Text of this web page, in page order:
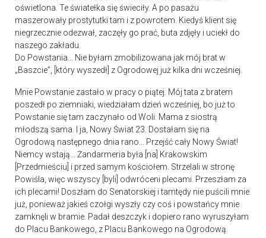
oświetlona. Te światełka się świeciły. A po pasażu
maszerowały prostytutki tam i z powrotem. Kiedyś klient się
niegrzecznie odezwał, zaczęły go prać, buta zdjęły i uciekł do
naszego zakładu.
Do Powstania... Nie byłam zmobilizowana jak mój brat w
„Baszcie”, [który wyszedł] z Ogrodowej już kilka dni wcześniej.
Mnie Powstanie zastało w pracy o piątej. Mój tata z bratem
poszedł po ziemniaki, wiedziałam dzień wcześniej, bo już to
Powstanie się tam zaczynało od Woli. Mama z siostrą
młodszą sama. I ja, Nowy Świat 23. Dostałam się na
Ogrodową następnego dnia rano... Przejść cały Nowy Świat!
Niemcy wstają… Żandarmeria była [na] Krakowskim
[Przedmieściu] i przed samym kościołem. Strzelali w stronę
Powiśla, więc wszyscy [byli] odwróceni plecami. Przeszłam za
ich plecami! Doszłam do Senatorskiej i tamtędy nie puścili mnie
już, ponieważ jakieś czołgi wyszły czy coś i powstańcy mnie
zamknęli w bramie. Padał deszczyk i dopiero rano wyruszyłam
do Placu Bankowego, z Placu Bankowego na Ogrodową.